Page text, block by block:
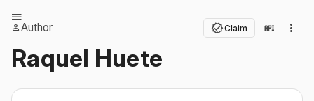
Author Claim
Raquel Huete